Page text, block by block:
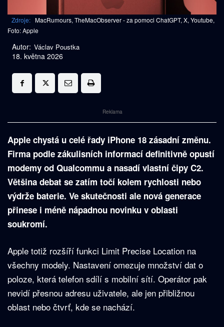
Zdroje: MacRumours, TheMacObserver - za pomoci ChatGPT, X, Youtube,
Foto: Apple
Autor: Václav Poustka
18. května 2026
Reklama
Apple chystá u celé řady iPhone 18 zásadní změnu.
Firma podle zákulisních informací definitivně opustí
modemy od Qualcommu a nasadí vlastní čipy C2.
Většina debat se zatím točí kolem rychlosti nebo
výdrže baterie. Ve skutečnosti ale nová generace
přinese i méně nápadnou novinku v oblasti
soukromí.
Apple totiž rozšíří funkci Limit Precise Location na
všechny modely. Nastavení omezuje množství dat o
poloze, která telefon sdílí s mobilní sítí. Operátor pak
nevidí přesnou adresu uživatele, ale jen přibližnou
oblast nebo čtvrť, kde se nachází.